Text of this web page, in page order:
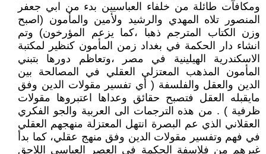
ومكافآت طائلة من خلفاء العباسيين بدء من ابي جعفر
المنصور تلاه المهدي والرشيد ولأمين والمأمون (اصبح
وزن الكتاب المترجم ذهبا ،كما يزعم المؤرخون) وتم
انشاء دار الحكمة في بغداد زمن المأمون كنظير لمكتبة
الاسكندرية الهيلينية في مصر ،وتعاظم دورها بتبني
المأمون المذهب المعتزلي العقلي في المصالحة بين
الدين والعقل والفلسفة ( أي تفسير مقولات الدين وفق
مايقبله العقل فتصبح حقائق وعداها اعتبروها مقولات
ظرفية ) . من هذه الترجمات الى العربية والجو الفكري
العقلاني الذي عم البصرة انتهل المعتزلة منهجهم العقلي
في فهم وتفسير مقولات الدين وفق منهج عقلي، كما بدأ
غيرهم من فلاسفة الحكمة في العصر العباسي اللاحق